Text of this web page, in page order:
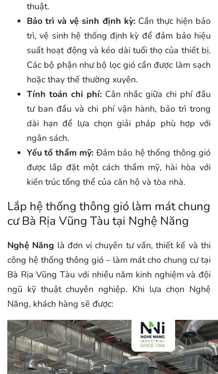
thuật.
Bảo trì và vệ sinh định kỳ:Cần thực hiện bảo
trì, vệ sinh hệ thống định kỳ để đảm bảo hiệu
suất hoạt động và kéo dài tuổi thọ của thiết bị.
Các bộ phận như bộ lọc gió cần được làm sạch
hoặc thay thế thường xuyên.
Tính toán chi phí:Cân nhắc giữa chi phí đầu
tư ban đầu và chi phí vận hành, bảo trì trong
dài hạn để lựa chọn giải pháp phù hợp với
ngân sách.
Yếu tố thẩm mỹ: Đảm bảo hệ thống thông gió
được lắp đặt một cách thẩm mỹ, hài hòa với
kiến trúc tổng thể của căn hộ và tòa nhà.
Lắp hệ thống thông gió làm mát chung
cư Bà Rịa Vũng Tàu tại Nghệ Năng
Nghệ Năng là đơn vị chuyên tư vấn, thiết kế và thi
công hệ thống thông gió – làm mát cho chung cư tại
Bà Rịa Vũng Tàu với nhiều năm kinh nghiệm và đội
ngũ kỹ thuật chuyên nghiệp. Khi lựa chọn Nghệ
Năng, khách hàng sẽ được: